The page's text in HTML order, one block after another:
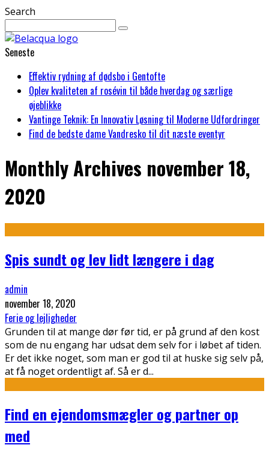
Search
Seneste
Effektiv rydning af dødsbo i Gentofte
Oplev kvaliteten af rosévin til både hverdag og særlige
øjeblikke
Vantinge Teknik: En Innovativ Løsning til Moderne Udfordringer
Find de bedste dame Vandresko til dit næste eventyr
Monthly Archives november 18,
2020
Spis sundt og lev lidt længere i dag
admin
november 18, 2020
Ferie og lejligheder
Grunden til at mange dør før tid, er på grund af den kost
som de nu engang har udsat dem selv for i løbet af tiden.
Er det ikke noget, som man er god til at huske sig selv på,
at få noget ordentligt af. Så er d...
Find en ejendomsmægler og partner op
med